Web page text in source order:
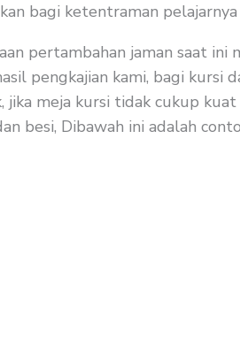
bagi ketentraman pelajarnya
pertambahan jaman saat ini
pengkajian kami, bagi kursi
meja kursi tidak cukup
besi, Dibawah ini adalah